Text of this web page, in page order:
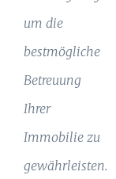
um die
bestmögliche
Betreuung
Ihrer
Immobilie zu
gewährleisten.